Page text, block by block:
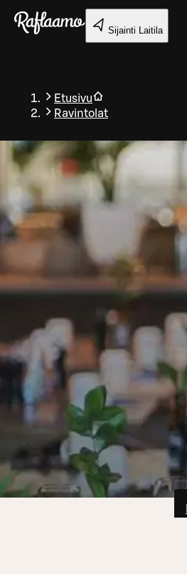
Siirry pääsisältöön
Sijainti Laitila
Etusivu
Ravintolat